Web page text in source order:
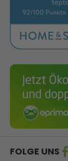
FOLGE UNS